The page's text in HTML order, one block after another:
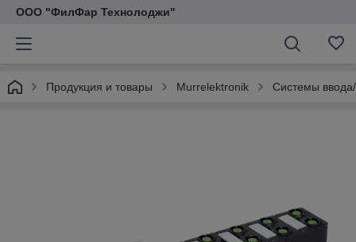
ООО "ФилФар Технолоджи"
Продукция и товары Murrelektronik Системы